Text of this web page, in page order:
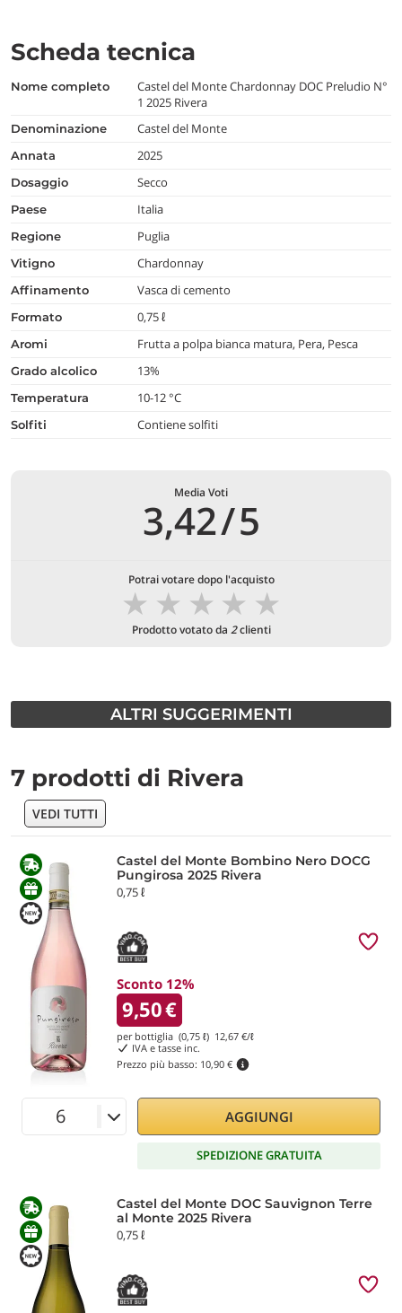
Scheda tecnica
nome completo
Castel del Monte Chardonnay DOC Preludio N°
1 2025 Rivera
denominazione Castel del Monte
annata 2025
dosaggio Secco
paese Italia
regione Puglia
vitigno Chardonnay
affinamento Vasca di cemento
formato 0,75 ℓ
aromi Frutta a polpa bianca matura, Pera, Pesca
grado alcolico 13%
temperatura 10-12 °C
Solfiti Contiene solfiti
Media Voti
3,42/5
Potrai votare dopo l'acquisto
★
★
★
★
★
Prodotto votato da 2clienti
ALTRI SUGGERIMENTI
7 prodotti di Rivera
VEDI TUTTI
Castel del Monte Bombino Nero DOCG
Pungirosa 2025 Rivera
0,75 ℓ
Sconto 12%
9,50€
per bottiglia (0,75 ℓ) 12,67 €/ℓ
IVA e tasse inc.
Prezzo più basso: 10,90 €
AGGIUNGI
SPEDIZIONE GRATUITA
Castel del Monte DOC Sauvignon Terre
al Monte 2025 Rivera
0,75 ℓ